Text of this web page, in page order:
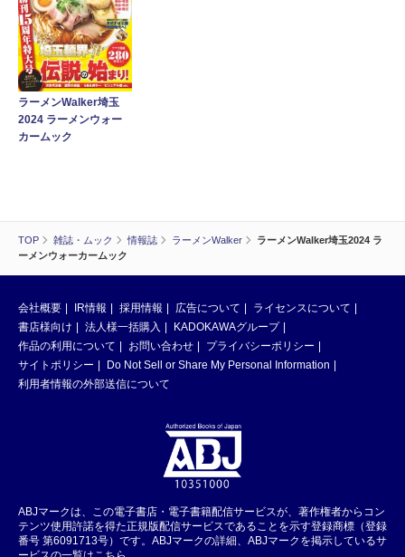
TOP 雑誌・ムック 情報誌 ラーメンWalker
ラーメンWalker埼玉2024 ラ
ーメンウォーカームック
ラーメンWalker埼玉
2024 ラーメンウォー
カームック
会社概要 IR情報 採用情報 広告について
ライセンスについて
書店様向け
法人様一括購入
KADOKAWAグループ
作品の利用について
お問い合わせ
プライバシーポリシー
サイトポリシー
Do Not Sell or Share My Personal Information
利用者情報の外部送信について
ABJマークは、この電子書店・電子書籍配信サービスが、著作権者からコン
テンツ使用許諾を得た正規版配信サービスであることを示す登録商標（登録
番号 第6091713号）です。ABJマークの詳細、ABJマークを掲示しているサ